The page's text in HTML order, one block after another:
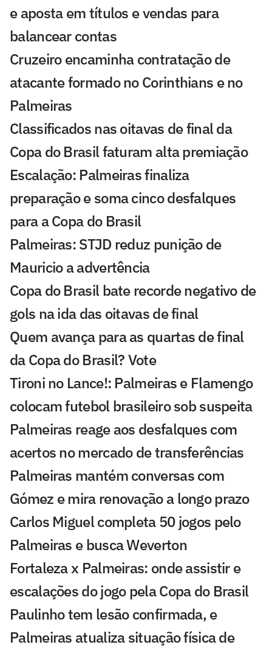
e aposta em títulos e vendas para
balancear contas
Cruzeiro encaminha contratação de
atacante formado no Corinthians e no
Palmeiras
Classificados nas oitavas de final da
Copa do Brasil faturam alta premiação
Escalação: Palmeiras finaliza
preparação e soma cinco desfalques
para a Copa do Brasil
Palmeiras: STJD reduz punição de
Mauricio a advertência
Copa do Brasil bate recorde negativo de
gols na ida das oitavas de final
Quem avança para as quartas de final
da Copa do Brasil? Vote
Tironi no Lance!: Palmeiras e Flamengo
colocam futebol brasileiro sob suspeita
Palmeiras reage aos desfalques com
acertos no mercado de transferências
Palmeiras mantém conversas com
Gómez e mira renovação a longo prazo
Carlos Miguel completa 50 jogos pelo
Palmeiras e busca Weverton
Fortaleza x Palmeiras: onde assistir e
escalações do jogo pela Copa do Brasil
Paulinho tem lesão confirmada, e
Palmeiras atualiza situação física de